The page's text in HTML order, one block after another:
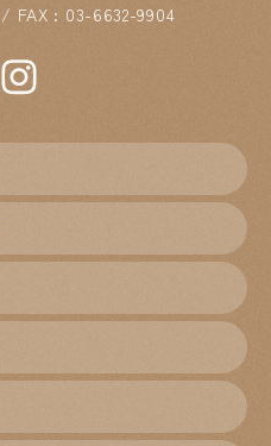
FAX : 03-6632-9904